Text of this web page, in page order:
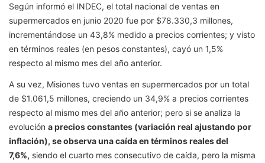
Según informó el INDEC, el total nacional de ventas en
supermercados en junio 2020 fue por $78.330,3 millones,
incrementándose un 43,8% medido a precios corrientes; y visto
en términos reales (en pesos constantes), cayó un 1,5%
respecto al mismo mes del año anterior.
A su vez, Misiones tuvo ventas en supermercados por un total
de $1.061,5 millones, creciendo un 34,9% a precios corrientes
respecto al mismo mes del año anterior; pero si se analiza la
evolución a precios constantes (variación real ajustando por
inflación), se observa una caída en términos reales del
7,6%, siendo el cuarto mes consecutivo de caída, pero la misma